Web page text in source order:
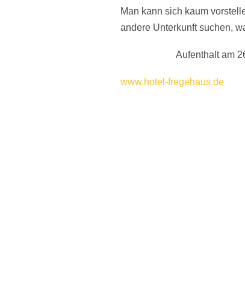
Man kann sich kaum
andere Unterkunft suchen,
Aufenthalt am 26./
www.hotel-fregehaus.de